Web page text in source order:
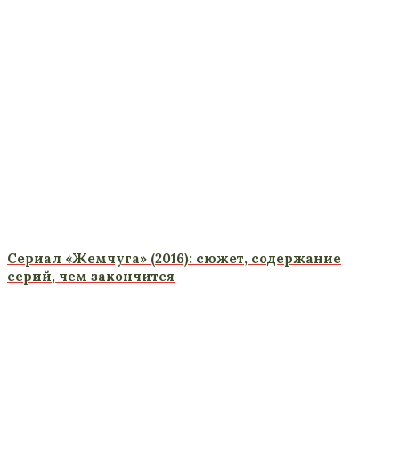
Сериал «Жемчуга» (2016): сюжет, содержание
серий, чем закончится